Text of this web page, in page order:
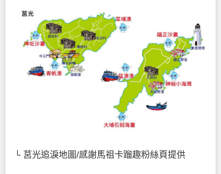
└ 莒光追淚地圖/感謝馬祖卡蹓趣粉絲頁提供